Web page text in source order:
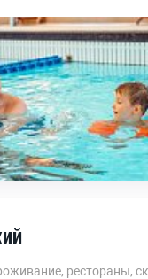
рестораны,